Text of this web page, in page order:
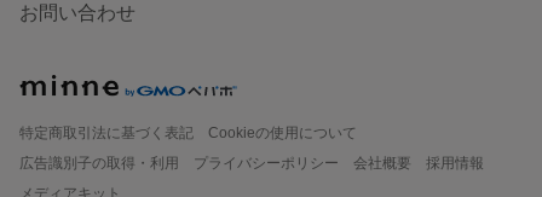
お問い合わせ
特定商取引法に基づく表記
Cookieの使用について
広告識別子の取得・利用
プライバシーポリシー 会社概要
採用情報
メディアキット